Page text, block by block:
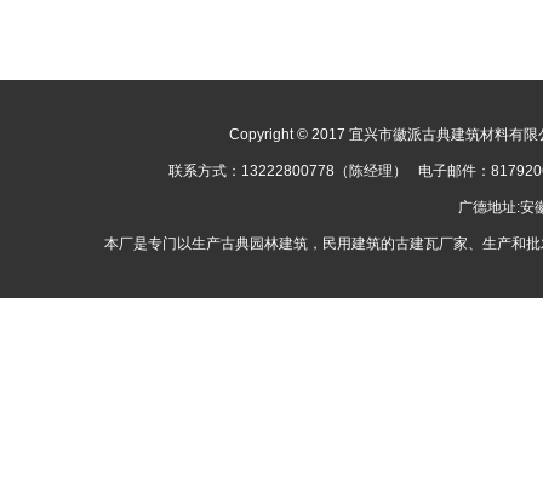
Copyright © 2017 宜兴市徽派古典建筑材料有
联系方式：13222800778（陈经理） 电子邮件：
广德地址:
本厂是专门以生产古典园林建筑，民用建筑的古建瓦厂家、生产和